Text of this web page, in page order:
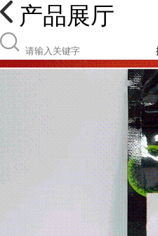
产品展厅